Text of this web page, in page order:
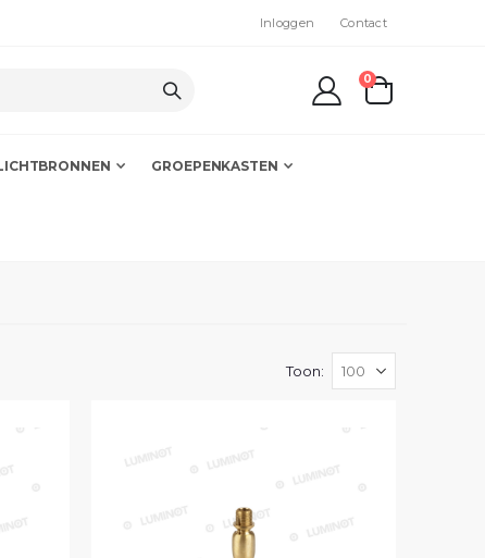
Inloggen Contact
kar
0producten
GROEPENKASTEN
Toon